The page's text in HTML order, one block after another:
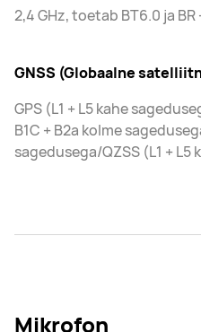
2,4 GHz, toetab BT6.0 ja BR
GNSS (Globaalne
GPS (L1 + L5 kahe
B1C + B2a kolme
sagedusega/QZSS (L1 +
Mikrofon